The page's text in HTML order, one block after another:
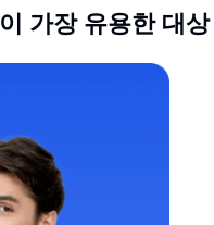
가장 유용한 대상